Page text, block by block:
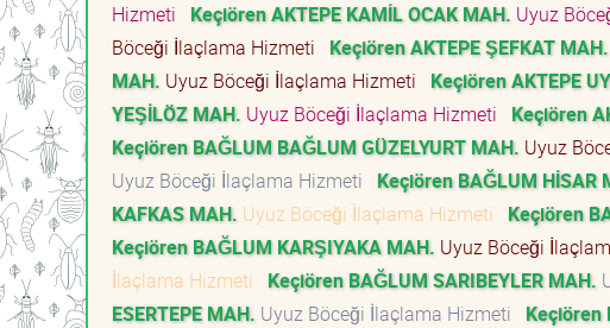
Hizmeti
Keçiören AKTEPE KAMİL OCAK MAH. Uyuz
Böceği İlaçlama Hizmeti
Keçiören AKTEPE ŞEFKAT MAH.
MAH. Uyuz Böceği İlaçlama Hizmeti Keçiören AKTEPE
YEŞİLÖZ MAH. Uyuz Böceği İlaçlama Hizmeti Keçiören
Keçiören BAĞLUM BAĞLUM GÜZELYURT MAH. Uyuz
Uyuz Böceği İlaçlama Hizmeti
Keçiören BAĞLUM HİSAR
KAFKAS MAH. Uyuz Böceği İlaçlama Hizmeti Keçiören
Keçiören BAĞLUM KARŞIYAKA MAH. Uyuz Böceği
İlaçlama Hizmeti
Keçiören BAĞLUM SARIBEYLER MAH.
ESERTEPE MAH. Uyuz Böceği İlaçlama Hizmeti Keçiören